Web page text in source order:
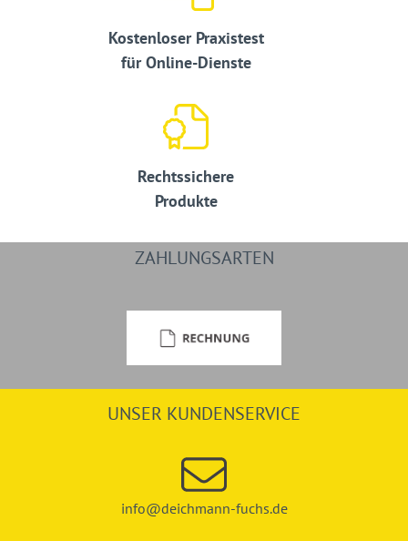
Kostenloser Praxistest
für Online-Dienste
Rechtssichere
Produkte
ZAHLUNGSARTEN
UNSER KUNDENSERVICE
info@deichmann-fuchs.de